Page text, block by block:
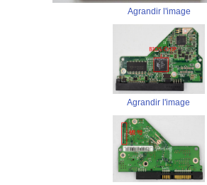
Agrandir l'image
Agrandir l'image